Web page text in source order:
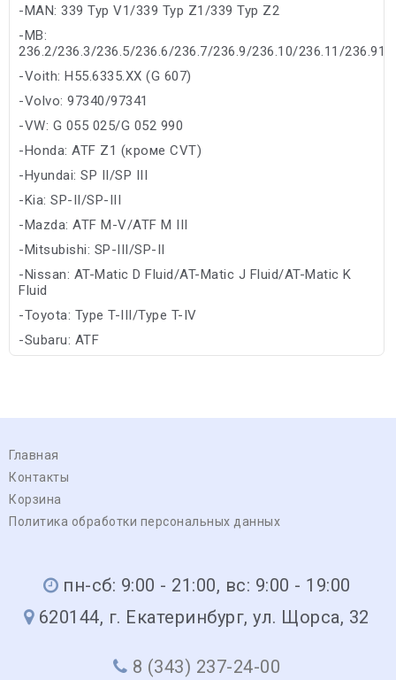
-MAN: 339 Typ V1/339 Typ Z1/339 Typ Z2
-MB:
236.2/236.3/236.5/236.6/236.7/236.9/236.10/236.11/236.91
-Voith: H55.6335.XX (G 607)
-Volvo: 97340/97341
-VW: G 055 025/G 052 990
-Honda: ATF Z1 (кроме CVT)
-Hyundai: SP II/SP III
-Kia: SP-II/SP-III
-Mazda: ATF M-V/ATF M III
-Mitsubishi: SP-III/SP-II
-Nissan: AT-Matic D Fluid/AT-Matic J Fluid/AT-Matic K
Fluid
-Toyota: Type T-III/Type T-IV
-Subaru: ATF
Главная
Контакты
Корзина
Политика обработки персональных данных
пн-сб: 9:00 - 21:00, вс: 9:00 - 19:00
620144, г. Екатеринбург, ул. Щорса, 32
8 (343) 237-24-00